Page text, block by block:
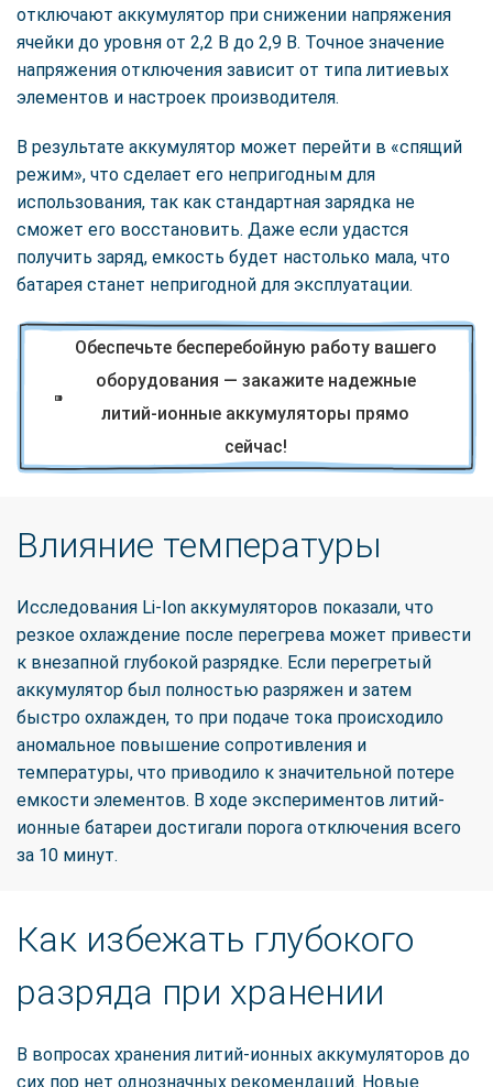
отключают аккумулятор при снижении напряжения
ячейки до уровня от 2,2 В до 2,9 В. Точное значение
напряжения отключения зависит от типа литиевых
элементов и настроек производителя.
В результате аккумулятор может перейти в «спящий
режим», что сделает его непригодным для
использования, так как стандартная зарядка не
сможет его восстановить. Даже если удастся
получить заряд, емкость будет настолько мала, что
батарея станет непригодной для эксплуатации.
Обеспечьте бесперебойную работу вашего
оборудования — закажите надежные
литий-ионные аккумуляторы прямо
сейчас!
Влияние температуры
Исследования Li-Ion аккумуляторов показали, что
резкое охлаждение после перегрева может привести
к внезапной глубокой разрядке. Если перегретый
аккумулятор был полностью разряжен и затем
быстро охлажден, то при подаче тока происходило
аномальное повышение сопротивления и
температуры, что приводило к значительной потере
емкости элементов. В ходе экспериментов литий-
ионные батареи достигали порога отключения всего
за 10 минут.
Как избежать глубокого
разряда при хранении
В вопросах хранения литий-ионных аккумуляторов до
сих пор нет однозначных рекомендаций. Новые